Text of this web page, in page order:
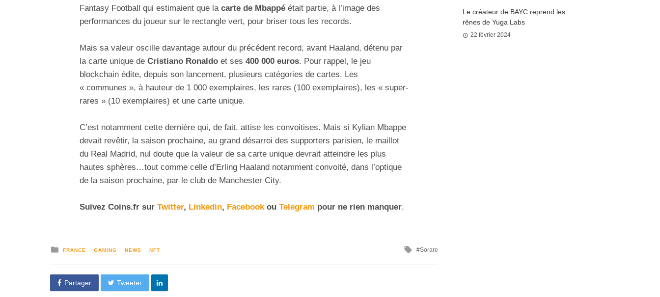
Fantasy Football qui estimaient que la carte de Mbappé était partie, à l’image des
performances du joueur sur le rectangle vert, pour briser tous les records.
Mais sa valeur oscille davantage autour du précédent record, avant Haaland, détenu par
la carte unique de Cristiano Ronaldo et ses 400 000 euros. Pour rappel, le jeu
blockchain édite, depuis son lancement, plusieurs catégories de cartes. Les
« communes », à hauteur de 1 000 exemplaires, les rares (100 exemplaires), les « super-
rares » (10 exemplaires) et une carte unique.
C’est notamment cette dernière qui, de fait, attise les convoitises. Mais si Kylian Mbappe
devait revêtir, la saison prochaine, au grand désarroi des supporters parisien, le maillot
du Real Madrid, nul doute que la valeur de sa carte unique devrait atteindre les plus
hautes sphères…tout comme celle d’Erling Haaland notamment convoité, dans l’optique
de la saison prochaine, par le club de Manchester City.
Suivez Coins.fr sur Twitter, Linkedin, Facebookou Telegram pour ne rien manquer.
FRANCE GAMING NEWS NFT Sorare
Partager Tweeter
Le créateur de BAYC reprend les
rênes de Yuga Labs
22 février 2024